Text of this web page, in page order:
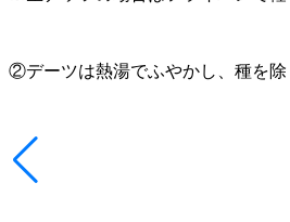
②デーツは熱湯でふやかし、種を除